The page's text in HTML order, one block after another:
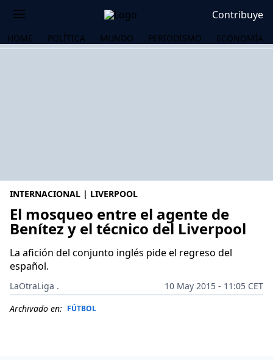
Contribuye
HOME POLÍTICA MUNDO PERIODISMO ECONOMÍA
INTERNACIONAL | LIVERPOOL
El mosqueo entre el agente de
Benítez y el técnico del Liverpool
La afición del conjunto inglés pide el regreso del
español.
LaOtraLiga .
10 May 2015 - 11:05 CET
Archivado en: FÚTBOL